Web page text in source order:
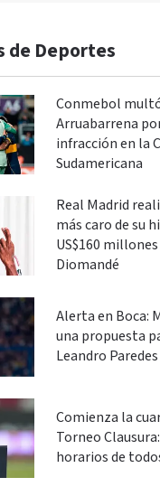
de Deportes
Conmebol
Arruabarrena
infracción en la
Sudamericana
Real Madrid
más caro de su
US$160 millones
Diomandé
Alerta en Boca:
una propuesta
Leandro Paredes
Comienza la
Torneo
horarios de